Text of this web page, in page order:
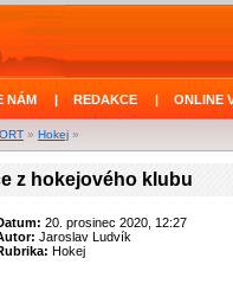
NÁM | REDAKCE | ONLINE
» Hokej »
z hokejového klubu
20. prosinec 2020, 12:27
Jaroslav Ludvík
Hokej